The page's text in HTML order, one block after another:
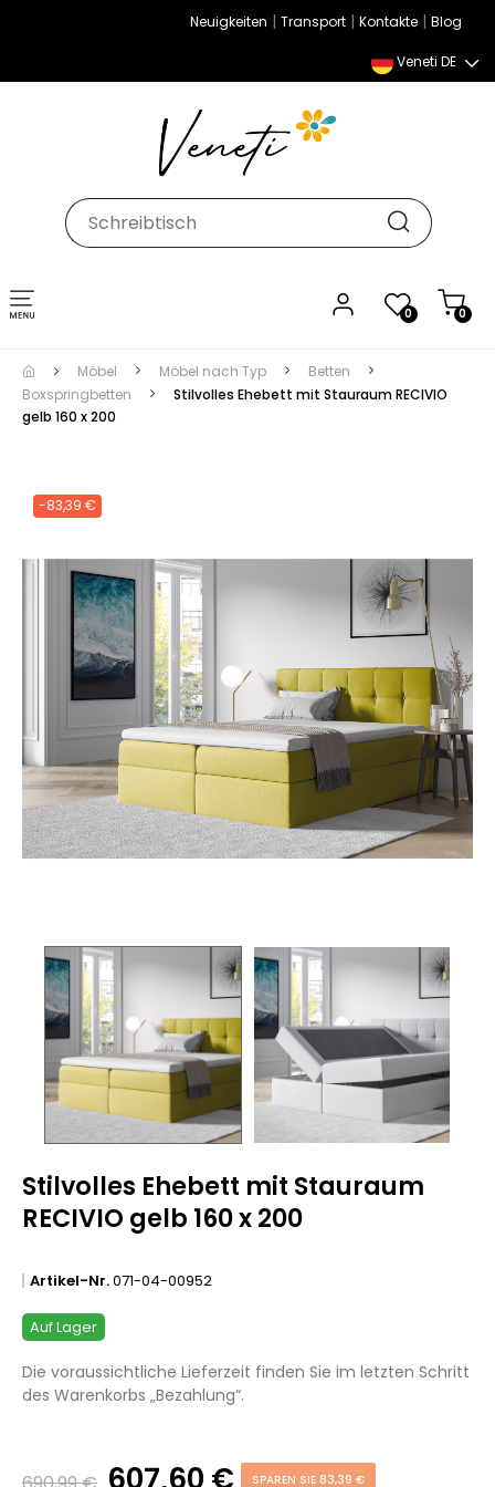
Neuigkeiten | Transport | Kontakte | Blog
Veneti DE
0 0
Umschalten
der
Navigation
Möbel Möbel nach Typ
Betten
Boxspringbetten
Stilvolles Ehebett mit Stauraum RECIVIO
gelb 160 x 200
-83,39 €
Stilvolles Ehebett mit Stauraum
RECIVIO gelb 160 x 200
Artikel-Nr.071-04-00952
Auf Lager
Die voraussichtliche Lieferzeit finden Sie im letzten Schritt
des Warenkorbs „Bezahlung“.
SPAREN SIE 83,39 €